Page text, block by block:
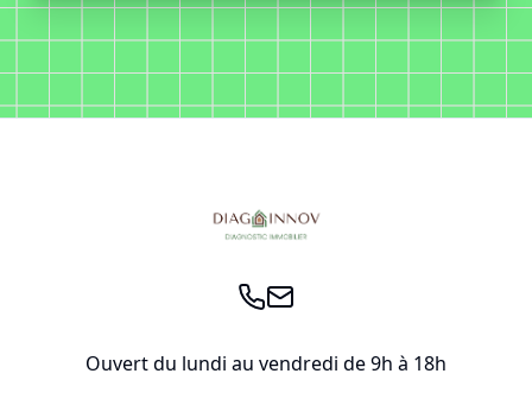
Ouvert du lundi au vendredi de 9h à 18h